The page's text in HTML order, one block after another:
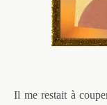
Il me restait à